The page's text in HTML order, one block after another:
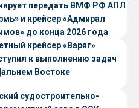
передать ВМФ РФ АПЛ
и крейсер «Адмирал
до конца 2026 года
крейсер «Варяг»
к выполнению задач
Востоке
судостроительно-